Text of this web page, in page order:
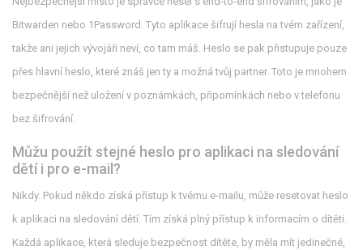
Bitwarden nebo 1Password. Tyto aplikace šifrují hesla na tvém zařízení,
takže ani jejich vývojáři neví, co tam máš. Heslo se pak přistupuje pouze
přes hlavní heslo, které znáš jen ty a možná tvůj partner. Toto je mnohem
bezpečnější než uložení v poznámkách, připomínkách nebo v telefonu
bez šifrování.
Můžu použít stejné heslo pro aplikaci na sledování
dětí i pro e-mail?
Nikdy. Pokud někdo získá přístup k tvému e-mailu, může resetovat heslo
k aplikaci na sledování dětí. Tím získá plný přístup k informacím o dítěti.
Každá aplikace, která sleduje bezpečnost dítěte, by měla mít jedinečné,